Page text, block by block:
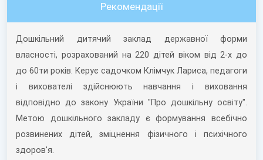
Рекомендації
Дошкільний дитячий заклад державної форми
власності, розрахований на 220 дітей віком від 2-х до
до 60ти років. Керує садочком Клімчук Лариса, педагоги
і вихователі здійснюють навчання і виховання
відповідно до закону України "Про дошкільну освіту".
Метою дошкільного закладу є формування всебічно
розвинених дітей, зміцнення фізичного і психічного
здоров'я.